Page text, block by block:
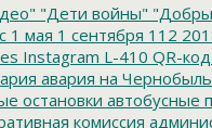
"Дети войны"
1 мая 1 сентября 112
Instagram L-410 QR-код
авария на
остановки автобусные
комиссия